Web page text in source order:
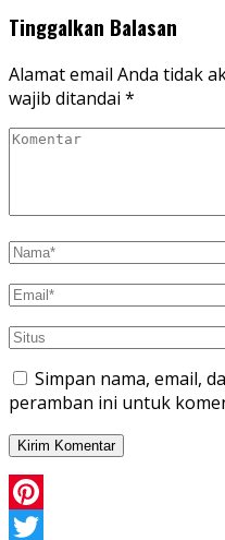
Tinggalkan Balasan
Alamat email Anda tidak
wajib ditandai *
Simpan nama, email,
peramban ini untuk
Pinterest